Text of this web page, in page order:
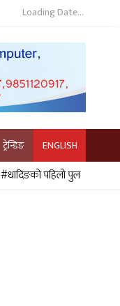
Loading Date...
ट्रेन्डिङ ENGLISH
#धादिङको पहिलो पुल